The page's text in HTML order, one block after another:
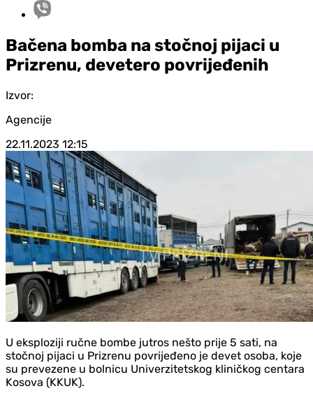
Bačena bomba na stočnoj pijaci u
Prizrenu, devetero povrijeđenih
Izvor:
Agencije
22.11.2023 12:15
U eksploziji ručne bombe jutros nešto prije 5 sati, na
stočnoj pijaci u Prizrenu povrijeđeno je devet osoba, koje
su prevezene u bolnicu Univerzitetskog kliničkog centara
Kosova (KKUK).